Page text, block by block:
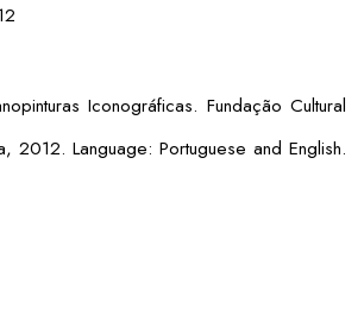
Iconográficas. Fundação Cultural
2012. Language: Portuguese and English.